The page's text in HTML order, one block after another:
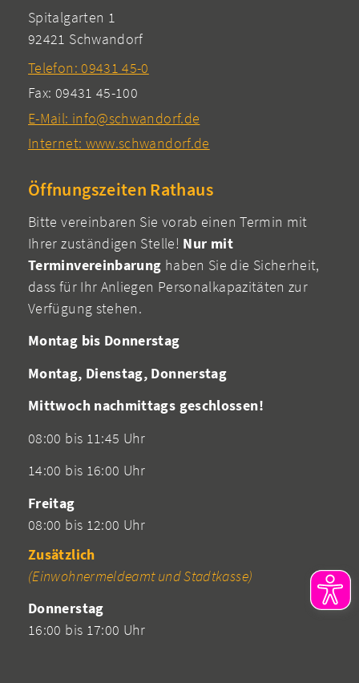
Spitalgarten 1
92421 Schwandorf
Telefon: 09431 45-0
Fax: 09431 45-100
E-Mail: info@schwandorf.de
Internet: www.schwandorf.de
Öffnungszeiten Rathaus
Bitte vereinbaren Sie vorab einen Termin mit
Ihrer zuständigen Stelle! Nur mit
Terminvereinbarung haben Sie die Sicherheit,
dass für Ihr Anliegen Personalkapazitäten zur
Verfügung stehen.
Montag bis Donnerstag
Montag, Dienstag, Donnerstag
Mittwoch nachmittags geschlossen!
08:00 bis 11:45 Uhr
14:00 bis 16:00 Uhr
Freitag
08:00 bis 12:00 Uhr
Zusätzlich
(Einwohnermeldeamt und Stadtkasse)
Donnerstag
16:00 bis 17:00 Uhr